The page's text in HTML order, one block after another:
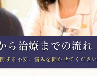
ら治療までの流れ
する不安、悩みを聞かせてください